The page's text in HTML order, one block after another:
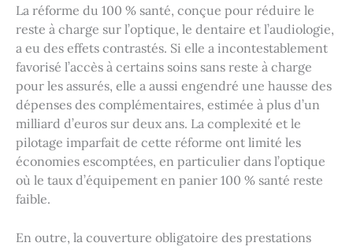
La réforme du 100 % santé, conçue pour réduire le
reste à charge sur l’optique, le dentaire et l’audiologie,
a eu des effets contrastés. Si elle a incontestablement
favorisé l’accès à certains soins sans reste à charge
pour les assurés, elle a aussi engendré une hausse des
dépenses des complémentaires, estimée à plus d’un
milliard d’euros sur deux ans. La complexité et le
pilotage imparfait de cette réforme ont limité les
économies escomptées, en particulier dans l’optique
où le taux d’équipement en panier 100 % santé reste
faible.
En outre, la couverture obligatoire des prestations